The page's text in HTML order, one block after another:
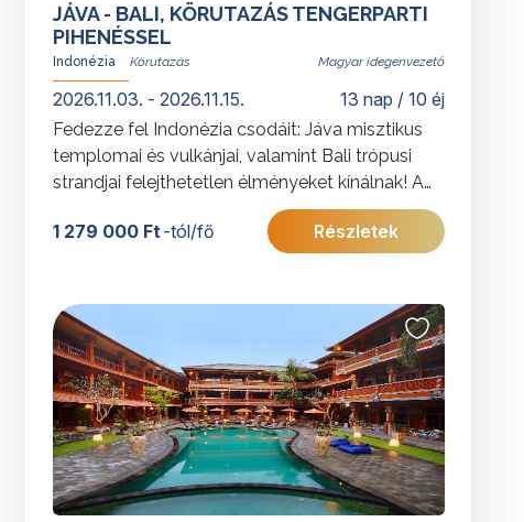
JÁVA - BALI, KÖRUTAZÁS TENGERPARTI
PIHENÉSSEL
Indonézia Magyar idegenvezető
2026.11.03. - 2026.11.15. 13 nap / 10 éj
Fedezze fel Indonézia csodáit: Jáva misztikus
templomai és vulkánjai, valamint Bali trópusi
strandjai felejthetetlen élményeket kínálnak! A
Borobudur és Prambanan szentélyeitől a
Bromo vulkán látványáig, végül Bali
További érdekességekért Indonéziáról
kattintson
1 279 000 Ft-tól/fő Részletek